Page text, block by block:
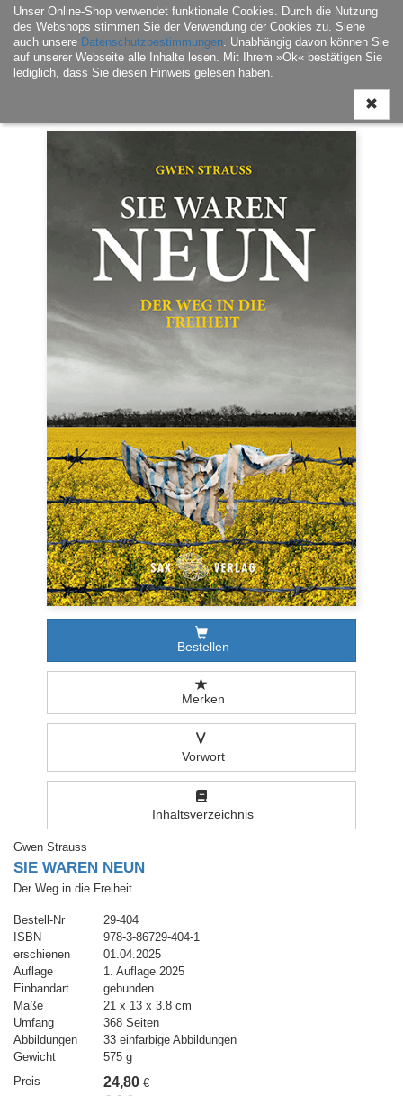
Unser Online-Shop verwendet funktionale Cookies. Durch die Nutzung
des Webshops stimmen Sie der Verwendung der Cookies zu. Siehe
auch unsere Datenschutzbestimmungen. Unabhängig davon können Sie
auf unserer Webseite alle Inhalte lesen. Mit Ihrem »Ok« bestätigen Sie
lediglich, dass Sie diesen Hinweis gelesen haben.
ein-/
Bestellen
Merken
V
Vorwort

Inhaltsverzeichnis
Gwen Strauss
SIE WAREN NEUN
Der Weg in die Freiheit
Bestell-Nr
29-404
ISBN
978-3-86729-404-1
erschienen
01.04.2025
Auflage
1. Auflage 2025
Einbandart
gebunden
Maße
21 x 13 x 3.8 cm
Umfang
368 Seiten
Abbildungen
33 einfarbige Abbildungen
Gewicht
575 g
Preis
24,80 €